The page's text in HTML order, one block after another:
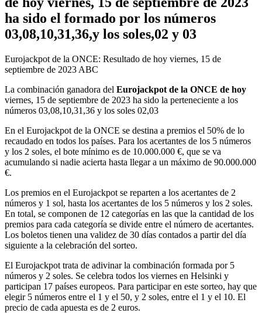
ha sido el formado por los números
03,08,10,31,36,y los soles,02 y 03
Eurojackpot de la ONCE: Resultado de hoy viernes, 15 de
septiembre de 2023 ABC
La combinación ganadora del Eurojackpot de la ONCE de hoy
viernes, 15 de septiembre de 2023 ha sido la perteneciente a los
números 03,08,10,31,36 y los soles 02,03
En el Eurojackpot de la ONCE se destina a premios el 50% de lo
recaudado en todos los países. Para los acertantes de los 5 números
y los 2 soles, el bote mínimo es de 10.000.000 €, que se va
acumulando si nadie acierta hasta llegar a un máximo de 90.000.000
€.
Los premios en el Eurojackpot se reparten a los acertantes de 2
números y 1 sol, hasta los acertantes de los 5 números y los 2 soles.
En total, se componen de 12 categorías en las que la cantidad de los
premios para cada categoría se divide entre el número de acertantes.
Los boletos tienen una validez de 30 días contados a partir del día
siguiente a la celebración del sorteo.
El Eurojackpot trata de adivinar la combinación formada por 5
números y 2 soles. Se celebra todos los viernes en Helsinki y
participan 17 países europeos. Para participar en este sorteo, hay que
elegir 5 números entre el 1 y el 50, y 2 soles, entre el 1 y el 10. El
precio de cada apuesta es de 2 euros.